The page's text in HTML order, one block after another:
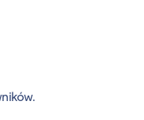
ocen
i komunikacja
procesu żeby nie
w dynamicznej
okresowych z